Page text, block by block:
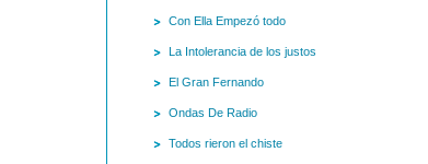
Con Ella Empezó todo
La Intolerancia de los justos
El Gran Fernando
Ondas De Radio
Todos rieron el chiste